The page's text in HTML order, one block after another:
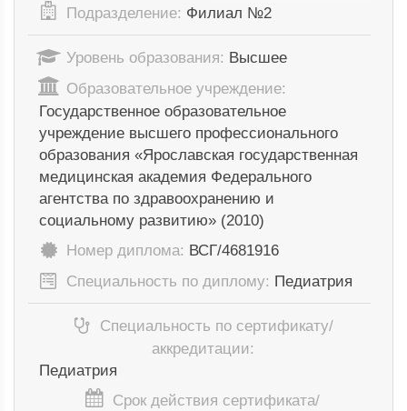
Подразделение: Филиал №2
Уровень образования: Высшее
Образовательное учреждение:
Государственное образовательное
учреждение высшего профессионального
образования «Ярославская государственная
медицинская академия Федерального
агентства по здравоохранению и
социальному развитию» (2010)
Номер диплома: ВСГ/4681916
Специальность по диплому: Педиатрия
Специальность по сертификату/
аккредитации:
Педиатрия
Срок действия сертификата/